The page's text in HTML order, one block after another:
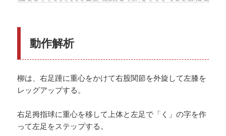
動作解析
柳は、右足踵に重心をかけて右股関節を外旋して左膝を
レッグアップする。
右足拇指球に重心を移して上体と左足で「く」の字を作
って左足をステップする。